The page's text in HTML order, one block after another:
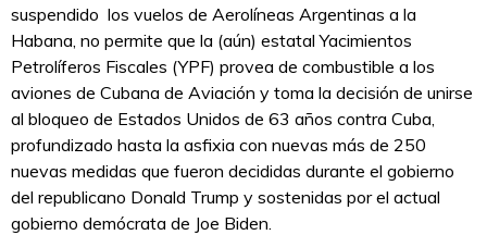
suspendido los vuelos de Aerolíneas Argentinas a la
Habana, no permite que la (aún) estatal Yacimientos
Petrolíferos Fiscales (YPF) provea de combustible a los
aviones de Cubana de Aviación y toma la decisión de unirse
al bloqueo de Estados Unidos de 63 años contra Cuba,
profundizado hasta la asfixia con nuevas más de 250
nuevas medidas que fueron decididas durante el gobierno
del republicano Donald Trump y sostenidas por el actual
gobierno demócrata de Joe Biden.